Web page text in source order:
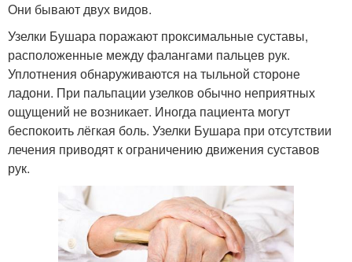
Они бывают двух видов.
Узелки Бушара поражают проксимальные суставы,
расположенные между фалангами пальцев рук.
Уплотнения обнаруживаются на тыльной стороне
ладони. При пальпации узелков обычно неприятных
ощущений не возникает. Иногда пациента могут
беспокоить лёгкая боль. Узелки Бушара при отсутствии
лечения приводят к ограничению движения суставов
рук.